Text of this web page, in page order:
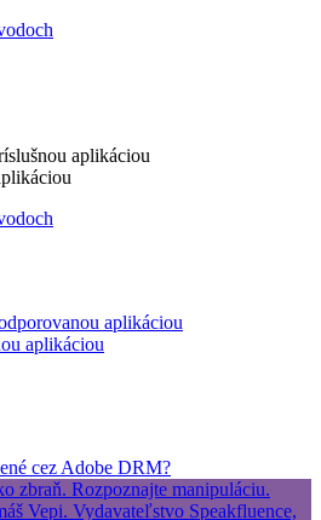
aplikáciou
aplikáciou
aplikáciou
cez Adobe DRM?